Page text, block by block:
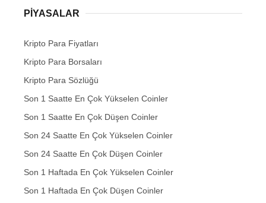
PIYASALAR
Kripto Para Fiyatları
Kripto Para Borsaları
Kripto Para Sözlüğü
Son 1 Saatte En Çok Yükselen Coinler
Son 1 Saatte En Çok Düşen Coinler
Son 24 Saatte En Çok Yükselen Coinler
Son 24 Saatte En Çok Düşen Coinler
Son 1 Haftada En Çok Yükselen Coinler
Son 1 Haftada En Çok Düşen Coinler